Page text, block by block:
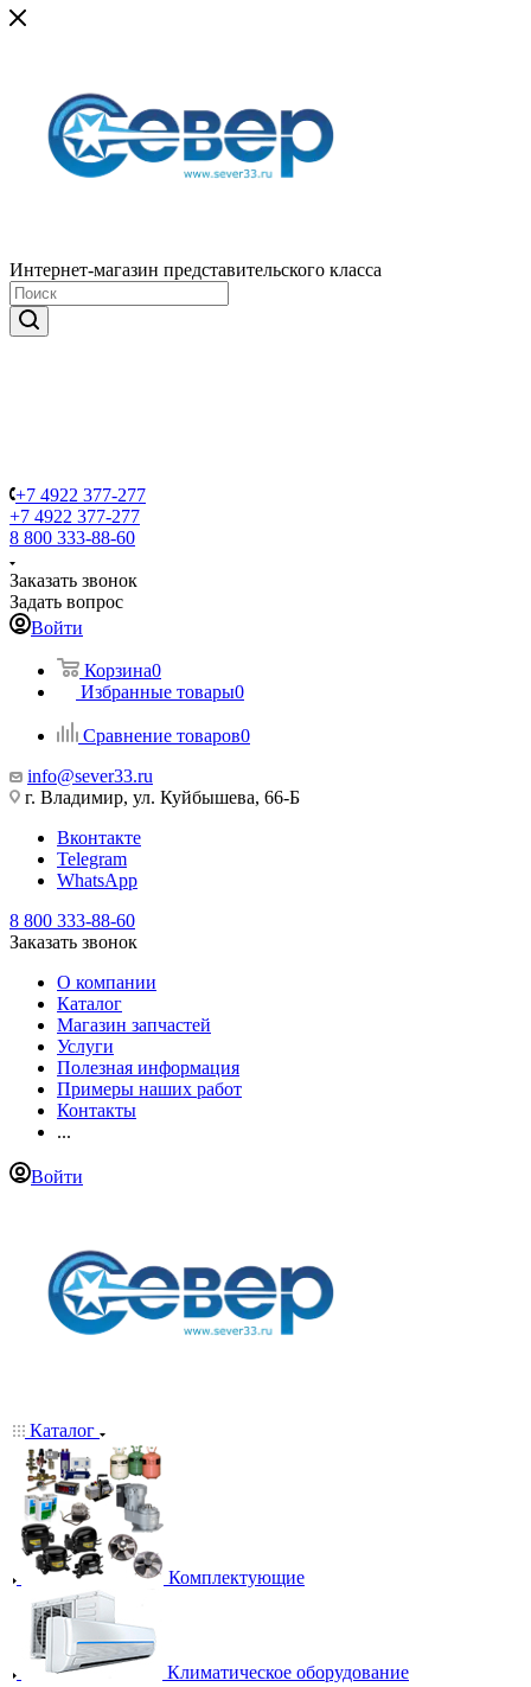
Интернет-магазин представительского класса
+7 4922 377-277
+7 4922 377-277
8 800 333-88-60
Заказать звонок
Задать вопрос
Войти
Корзина0
Избранные товары0
Сравнение товаров0
info@sever33.ru
г. Владимир, ул. Куйбышева, 66-Б
Вконтакте
Telegram
WhatsApp
8 800 333-88-60
Заказать звонок
О компании
Каталог
Магазин запчастей
Услуги
Полезная информация
Примеры наших работ
Контакты
...
Войти
Каталог
Комплектующие
Климатическое оборудование